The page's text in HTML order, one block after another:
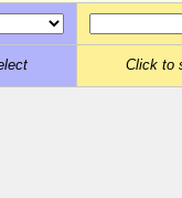
Click to